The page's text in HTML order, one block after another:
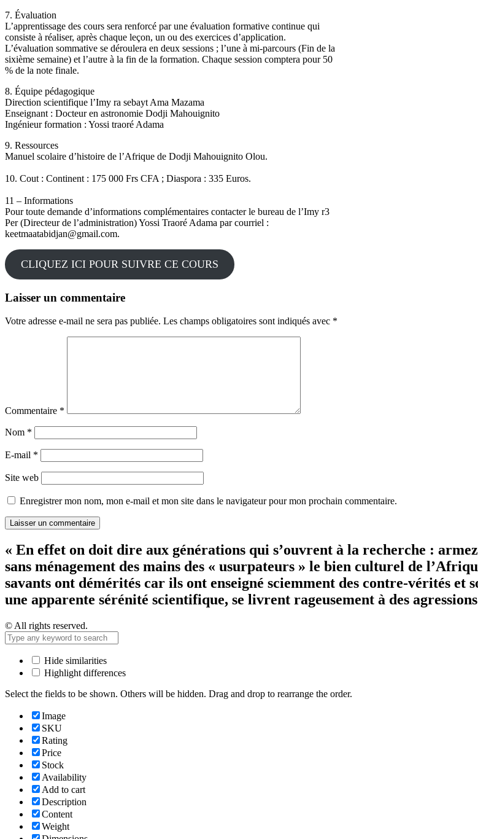
7. Évaluation
L’apprentissage des cours sera renforcé par une évaluation formative continue qui
consiste à réaliser, après chaque leçon, un ou des exercices d’application.
L’évaluation sommative se déroulera en deux sessions ; l’une à mi-parcours (Fin de la
sixième semaine) et l’autre à la fin de la formation. Chaque session comptera pour 50
% de la note finale.
8. Équipe pédagogique
Direction scientifique l’Imy ra sebayt Ama Mazama
Enseignant : Docteur en astronomie Dodji Mahouignito
Ingénieur formation : Yossi traoré Adama
9. Ressources
Manuel scolaire d’histoire de l’Afrique de Dodji Mahouignito Olou.
10. Cout : Continent : 175 000 Frs CFA ; Diaspora : 335 Euros.
11 – Informations
Pour toute demande d’informations complémentaires contacter le bureau de l’Imy r3
Per (Directeur de l’administration) Yossi Traoré Adama par courriel :
keetmaatabidjan@gmail.com.
CLIQUEZ ICI POUR SUIVRE CE COURS
Laisser un commentaire
Votre adresse e-mail ne sera pas publiée. Les champs obligatoires sont indiqués avec *
Commentaire *
Nom *
E-mail *
Site web
Enregistrer mon nom, mon e-mail et mon site dans le navigateur pour mon prochain commentaire.
« En effet on doit dire aux générations qui s’ouvrent à la recherche :
sans ménagement des mains des « usurpateurs » le bien culturel de
savants ont démérités car ils ont enseigné sciemment des contre-vérités et
une apparente sérénité scientifique, se livrent rageusement à des
© All rights reserved.
Hide similarities
Highlight differences
Select the fields to be shown. Others will be hidden. Drag and drop to rearrange the order.
Image
SKU
Rating
Price
Stock
Availability
Add to cart
Description
Content
Weight